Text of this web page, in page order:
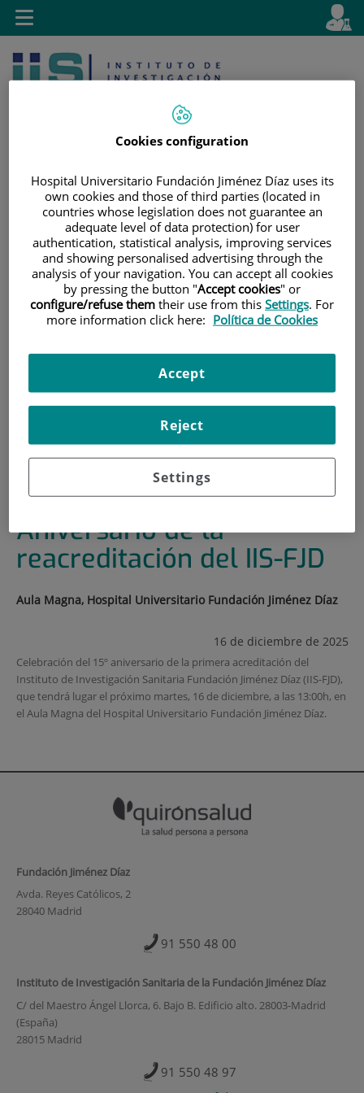
Saltar al contenido
contenido
activo
es
Buscar
Toggle
navigation
INICIO|FORMACIÓN Y EMPLEO
16 DE DICIEMBRE DE 2025: ANIVERSARIO DE LA
REACREDITACIÓN DEL IIS-FJD
16 de diciembre de 2025:
Aniversario de la
reacreditación del IIS-FJD
Aula Magna, Hospital Universitario Fundación Jiménez Díaz
16 de diciembre de 2025
Celebración del 15º aniversario de la primera acreditación del
Instituto de Investigación Sanitaria Fundación Jiménez Díaz (IIS-FJD),
que tendrá lugar el próximo martes, 16 de diciembre, a las 13:00h, en
el Aula Magna del Hospital Universitario Fundación Jiménez Díaz.
Fundación Jiménez Díaz
Avda. Reyes Católicos, 2
28040 Madrid
91 550 48 00
Instituto de Investigación Sanitaria de la Fundación Jiménez Díaz
C/ del Maestro Ángel Llorca, 6. Bajo B. Edificio alto. 28003-Madrid
(España)
28015 Madrid
91 550 48 97
Cookies configuration
Hospital Universitario Fundación Jiménez Díaz uses its
own cookies and those of third parties (located in
countries whose legislation does not guarantee an
adequate level of data protection) for user
authentication, statistical analysis, improving services
and showing personalised advertising through the
analysis of your navigation. You can accept all cookies
by pressing the button "Accept cookies" or
configure/refuse them their use from this Settings. For
more information click here: Política de Cookies
Settings
Reject
Accept